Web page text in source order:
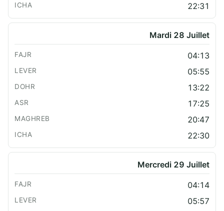
22:31
Mardi 28 Juillet
04:13
05:55
13:22
17:25
20:47
22:30
Mercredi 29 Juillet
04:14
05:57